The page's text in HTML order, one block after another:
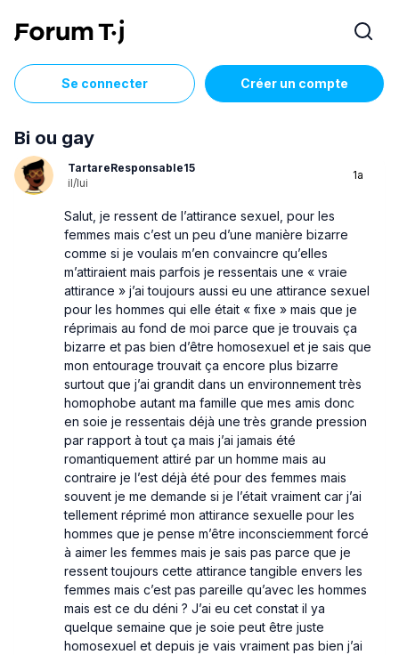
Se connecter Créer un compte
Bi ou gay
TartareResponsable15
il/lui
1a
Salut, je ressent de l’attirance sexuel, pour les
femmes mais c’est un peu d’une manière bizarre
comme si je voulais m’en convaincre qu’elles
m’attiraient mais parfois je ressentais une « vraie
attirance » j’ai toujours aussi eu une attirance sexuel
pour les hommes qui elle était « fixe » mais que je
réprimais au fond de moi parce que je trouvais ça
bizarre et pas bien d’être homosexuel et je sais que
mon entourage trouvait ça encore plus bizarre
surtout que j’ai grandit dans un environnement très
homophobe autant ma famille que mes amis donc
en soie je ressentais déjà une très grande pression
par rapport à tout ça mais j’ai jamais été
romantiquement attiré par un homme mais au
contraire je l’est déjà été pour des femmes mais
souvent je me demande si je l’était vraiment car j’ai
tellement réprimé mon attirance sexuelle pour les
hommes que je pense m’être inconsciemment forcé
à aimer les femmes mais je sais pas parce que je
ressent toujours cette attirance tangible envers les
femmes mais c’est pas pareille qu’avec les hommes
mais est ce du déni ? J’ai eu cet constat il ya
quelque semaine que je soie peut être juste
homosexuel et depuis je vais vraiment pas bien j’ai